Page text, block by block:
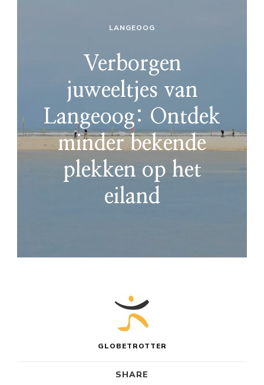
LANGEOOG
Verborgen
juweeltjes van
Langeoog: Ontdek
minder bekende
plekken op het
eiland
GLOBETROTTER
SHARE